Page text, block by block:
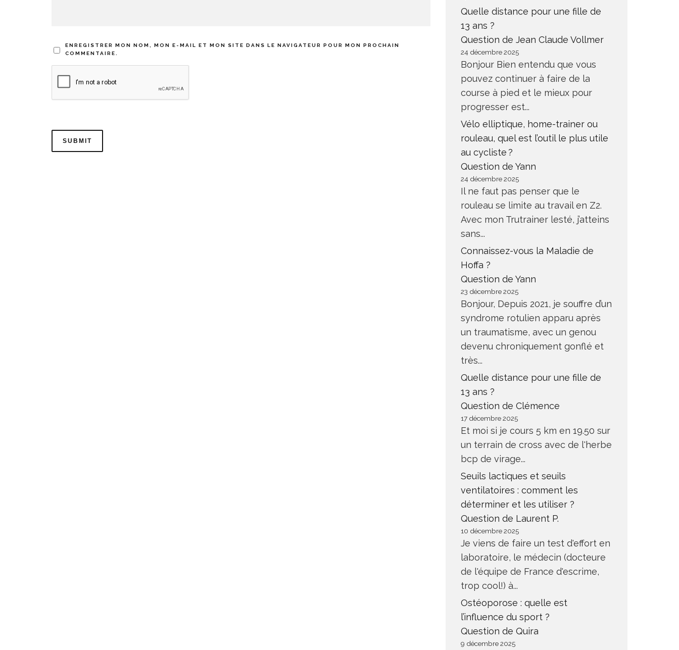
ENREGISTRER MON NOM, MON E-MAIL ET MON SITE DANS LE NAVIGATEUR POUR MON PROCHAIN
COMMENTAIRE.
Quelle distance pour une fille de
13 ans ?
Question de Jean Claude Vollmer
24 décembre 2025
Bonjour Bien entendu que vous
pouvez continuer à faire de la
course à pied et le mieux pour
progresser est...
Vélo elliptique, home-trainer ou
rouleau, quel est l’outil le plus utile
au cycliste ?
Question de Yann
24 décembre 2025
Il ne faut pas penser que le
rouleau se limite au travail en Z2.
Avec mon Trutrainer lesté, j’atteins
sans...
Connaissez-vous la Maladie de
Hoffa ?
Question de Yann
23 décembre 2025
Bonjour, Depuis 2021, je souffre d’un
syndrome rotulien apparu après
un traumatisme, avec un genou
devenu chroniquement gonflé et
très...
Quelle distance pour une fille de
13 ans ?
Question de Clémence
17 décembre 2025
Et moi si je cours 5 km en 19.50 sur
un terrain de cross avec de l'herbe
bcp de virage...
Seuils lactiques et seuils
ventilatoires : comment les
déterminer et les utiliser ?
Question de Laurent P.
10 décembre 2025
Je viens de faire un test d'effort en
laboratoire, le médecin (docteure
de l'équipe de France d'escrime,
trop cool!) à...
Ostéoporose : quelle est
l’influence du sport ?
Question de Quira
9 décembre 2025